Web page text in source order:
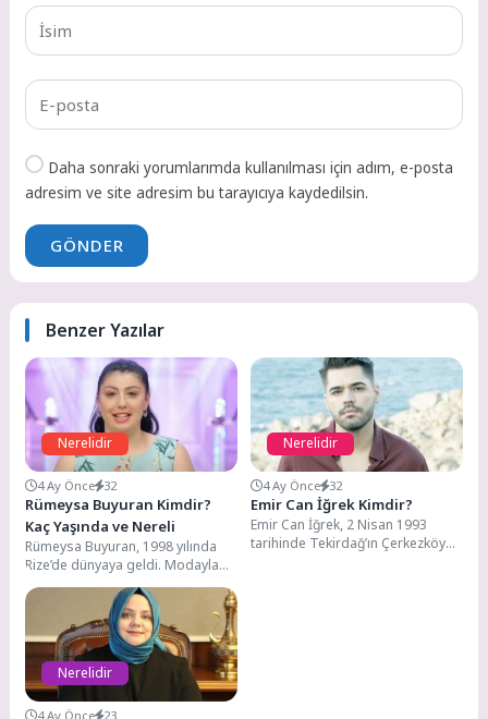
Daha sonraki yorumlarımda kullanılması için adım, e-posta
adresim ve site adresim bu tarayıcıya kaydedilsin.
GÖNDER
Benzer Yazılar
Nerelidir
4 Ay Önce 32
Rümeysa Buyuran Kimdir?
Kaç Yaşında ve Nereli
Rümeysa Buyuran, 1998 yılında
Rize’de dünyaya geldi. Modayla
yakından ilgilendiği için TV 8
ekranlarında yayınlanmakta...
Nerelidir
4 Ay Önce 32
Emir Can İğrek Kimdir?
Emir Can İğrek, 2 Nisan 1993
tarihinde Tekirdağ’ın Çerkezköy
Nerelidir
4 Ay Önce 23